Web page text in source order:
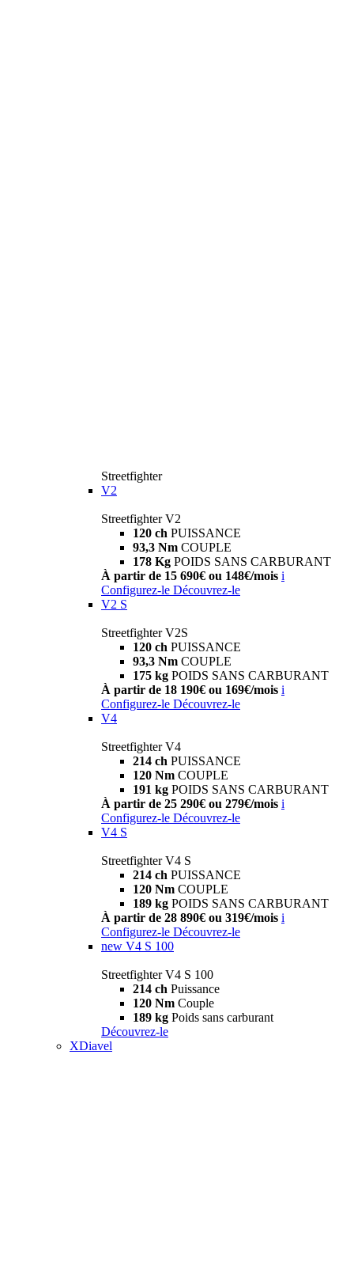
Streetfighter
V2
Streetfighter V2
120 ch PUISSANCE
93,3 Nm COUPLE
178 Kg POIDS SANS CARBURANT
À partir de 15 690€ ou 148€/mois i
Configurez-le Découvrez-le
V2 S
Streetfighter V2S
120 ch PUISSANCE
93,3 Nm COUPLE
175 kg POIDS SANS CARBURANT
À partir de 18 190€ ou 169€/mois i
Configurez-le Découvrez-le
V4
Streetfighter V4
214 ch PUISSANCE
120 Nm COUPLE
191 kg POIDS SANS CARBURANT
À partir de 25 290€ ou 279€/mois i
Configurez-le Découvrez-le
V4 S
Streetfighter V4 S
214 ch PUISSANCE
120 Nm COUPLE
189 kg POIDS SANS CARBURANT
À partir de 28 890€ ou 319€/mois i
Configurez-le Découvrez-le
new V4 S 100
Streetfighter V4 S 100
214 ch Puissance
120 Nm Couple
189 kg Poids sans carburant
Découvrez-le
XDiavel